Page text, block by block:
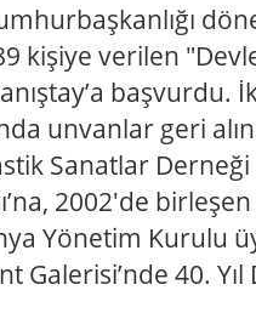
kişiye verilen
başvurdu.
unvanlar geri
Sanatlar Derneği
2002'de
Yönetim Kurulu
Galerisi’nde 40.